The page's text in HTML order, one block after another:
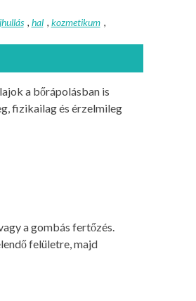
, hal , kozmetikum ,
a bőrápolásban is
fizikailag és érzelmileg
a gombás fertőzés.
felületre, majd